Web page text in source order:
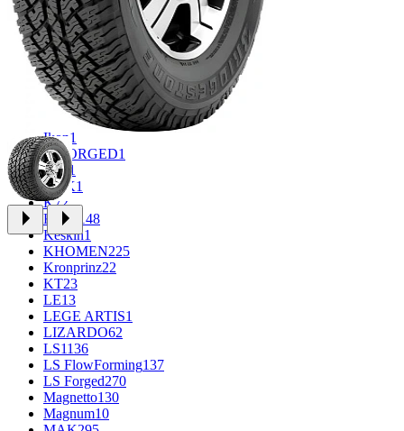
CROSS_STREET 30
Eurodisk1
FF34
FR REPLICA1
GR71
Grizzly3
iFree1008
iFree Original53
Ikon1
INFORGED1
IVR 1
K&K1
K72
KDW
148
Keskin1
KHOMEN225
Kronprinz22
KT23
LE13
LEGE ARTIS1
LIZARDO62
LS1136
LS FlowForming137
LS Forged270
Magnetto130
Magnum10